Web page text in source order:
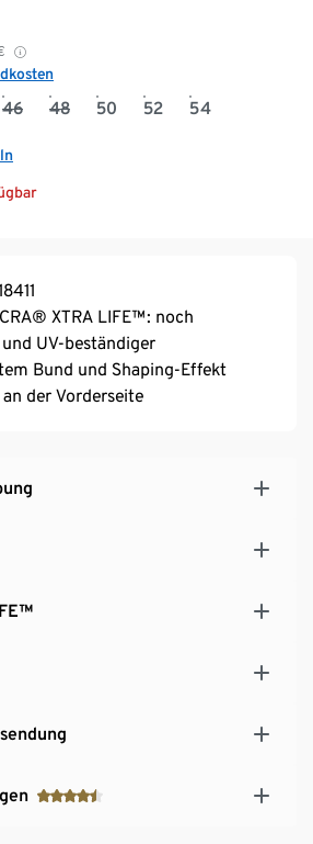
46 48 50 52 54
XTRA LIFE™: noch
UV-beständiger
Bund und Shaping-Effekt
der Vorderseite